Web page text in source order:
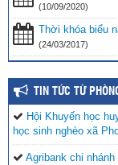
(10/09/2020)
Thời khóa biểu
(24/03/2017)
TIN TỨC TỪ
Hội Khuyến học
học sinh nghèo xã
Agribank chi